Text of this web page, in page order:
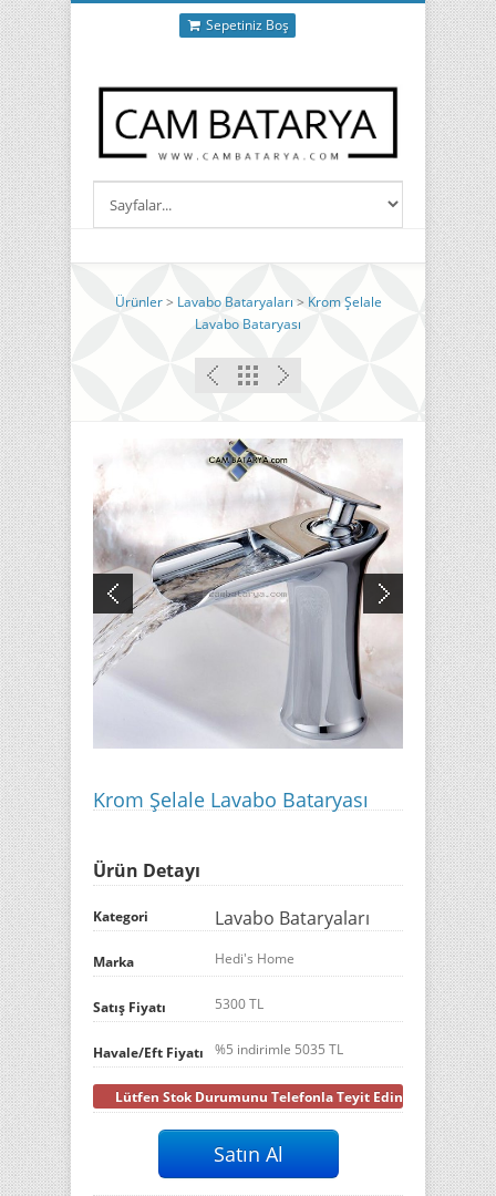
Sepetiniz Boş
Ürünler> Lavabo Bataryaları > Krom Şelale
Lavabo Bataryası
Krom Şelale Lavabo Bataryası
Ürün Detayı
Kategori Lavabo Bataryaları
Marka Hedi's Home
Satış Fiyatı 5300 TL
Havale/Eft Fiyatı %5 indirimle 5035 TL
Lütfen Stok Durumunu Telefonla Teyit Ediniz